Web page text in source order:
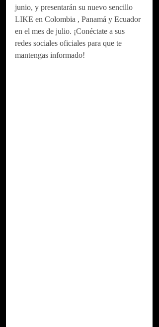
junio, y presentarán su nuevo sencillo
LIKE en Colombia , Panamá y Ecuador
en el mes de julio. ¡Conéctate a sus
redes sociales oficiales para que te
mantengas informado!